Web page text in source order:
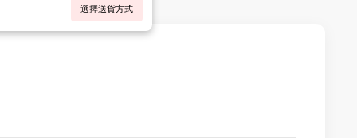
選擇送貨方式